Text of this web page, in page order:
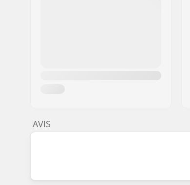
AVIS